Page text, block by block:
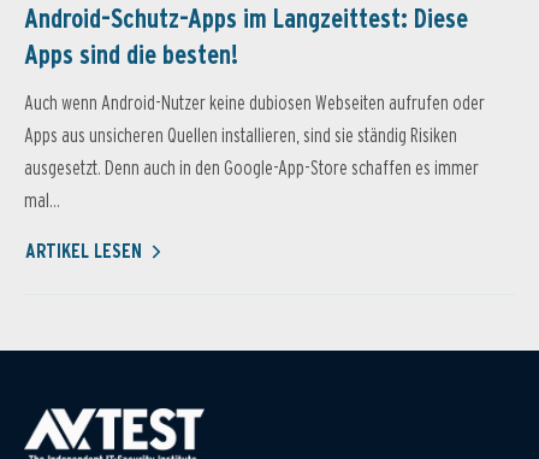
Android-Schutz-Apps im Langzeittest: Diese
Apps sind die besten!
Auch wenn Android-Nutzer keine dubiosen Webseiten aufrufen oder
Apps aus unsicheren Quellen installieren, sind sie ständig Risiken
ausgesetzt. Denn auch in den Google-App-Store schaffen es immer
mal...
ARTIKEL LESEN